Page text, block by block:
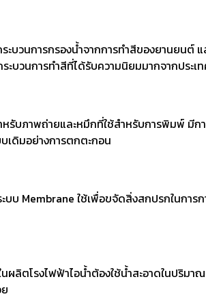
ระบวนการกรองน้ำจากการทำสีของยานย
ะบวนการทำสีที่ได้รับความนิยมมากจากประ
รับภาพถ่ายและหมึกที่ใช้สำหรับการพิมพ์ มีก
เดิมอย่างการตกตะกอน
บบ Membrane ใช้เพื่อขจัดสิ่งสกปรกในกา
ผลิตโรงไฟฟ้าไอน้ำต้องใช้น้ำสะอาดในปริ